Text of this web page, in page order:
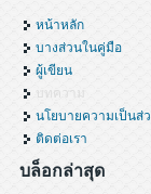
หน้าหลัก
บางส่วนในคู่มือ
ผู้เขียน
บทความ
นโยบายความเป็นส่
ติดต่อเรา
บล็อกล่าสุด